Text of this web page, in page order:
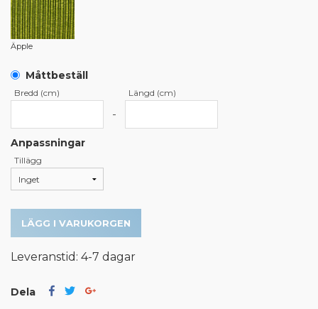
Äpple
Måttbeställ
Bredd (cm)
-
Längd (cm)
Anpassningar
Tillägg
LÄGG I VARUKORGEN
Leveranstid: 4-7 dagar
Dela